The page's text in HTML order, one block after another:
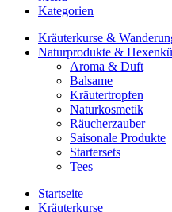
Kategorien
Kräuterkurse &
Naturprodukte &
Aroma & Duft
Balsame
Kräutertropfen
Naturkosmetik
Räucherzauber
Saisonale Produkte
Startersets
Tees
Startseite
Kräuterkurse